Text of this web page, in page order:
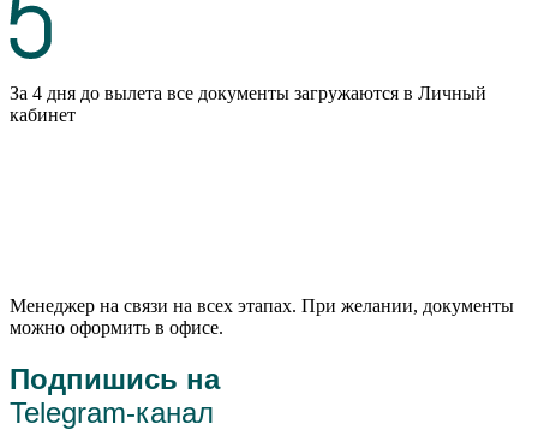
За 4 дня до вылета все документы загружаются в Личный
кабинет
Менеджер на связи на всех этапах. При желании, документы
можно оформить в офисе.
Подпишись на
Telegram-канал